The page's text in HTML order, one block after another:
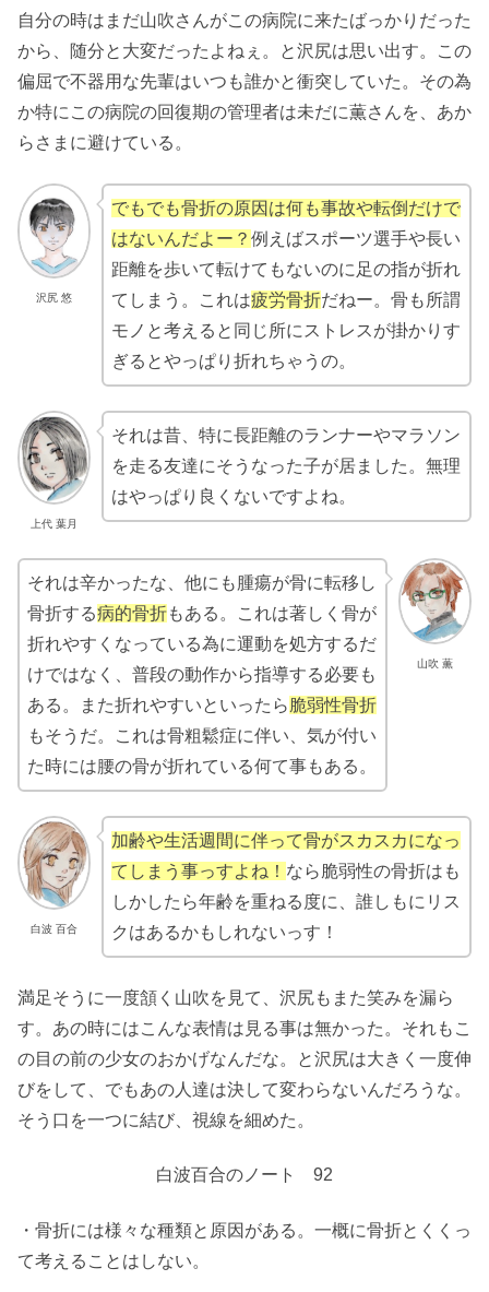
自分の時はまだ山吹さんがこの病院に来たばっかりだった
から、随分と大変だったよねぇ。と沢尻は思い出す。この
偏屈で不器用な先輩はいつも誰かと衝突していた。その為
か特にこの病院の回復期の管理者は未だに薫さんを、あか
らさまに避けている。
沢尻 悠
でもでも骨折の原因は何も事故や転倒だけで
はないんだよー？ 例えばスポーツ選手や長い
距離を歩いて転けてもないのに足の指が折れ
てしまう。これは疲労骨折だねー。骨も所謂
モノと考えると同じ所にストレスが掛かりす
ぎるとやっぱり折れちゃうの。
上代 葉月
それは昔、特に長距離のランナーやマラソン
を走る友達にそうなった子が居ました。無理
はやっぱり良くないですよね。
山吹 薫
それは辛かったな、他にも腫瘍が骨に転移し
骨折する病的骨折もある。これは著しく骨が
折れやすくなっている為に運動を処方するだ
けではなく、普段の動作から指導する必要も
ある。また折れやすいといったら脆弱性骨折
もそうだ。これは骨粗鬆症に伴い、気が付い
た時には腰の骨が折れている何て事もある。
白波 百合
加齢や生活週間に伴って骨がスカスカになっ
てしまう事っすよね！ なら脆弱性の骨折はも
しかしたら年齢を重ねる度に、誰しもにリス
クはあるかもしれないっす！
満足そうに一度頷く山吹を見て、沢尻もまた笑みを漏ら
す。あの時にはこんな表情は見る事は無かった。それもこ
の目の前の少女のおかげなんだな。と沢尻は大きく一度伸
びをして、でもあの人達は決して変わらないんだろうな。
そう口を一つに結び、視線を細めた。
白波百合のノート 92
・骨折には様々な種類と原因がある。一概に骨折とくくっ
て考えることはしない。